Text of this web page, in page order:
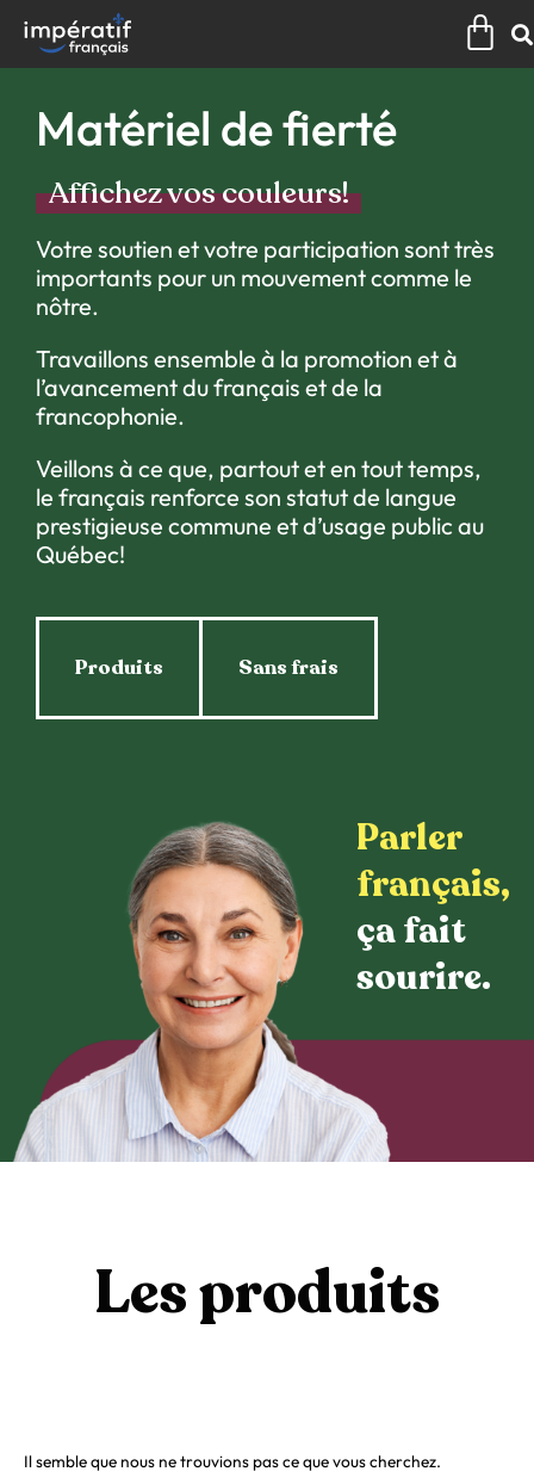
contenu
Matériel de fierté
Affichez vos couleurs!
Votre soutien et votre participation sont très
importants pour un mouvement comme le
nôtre.
Travaillons ensemble à la promotion et à
l’avancement du français et de la
francophonie.
Veillons à ce que, partout et en tout temps,
le français renforce son statut de langue
prestigieuse commune et d’usage public au
Québec!
Produits Sans frais
Parler
français,
ça fait
sourire.
Les produits
Il semble que nous ne trouvions pas ce que vous cherchez.